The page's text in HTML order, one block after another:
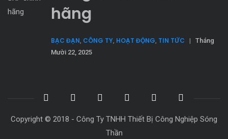
hãng
BẠC ĐẠN, CÔNG TY, HOẠT ĐỘNG, TIN TỨC |
Tháng
Mười 22, 2025
Copyright © 2018 - Công Ty TNHH Thiết Bị Công Nghiệp Sóng
Thần